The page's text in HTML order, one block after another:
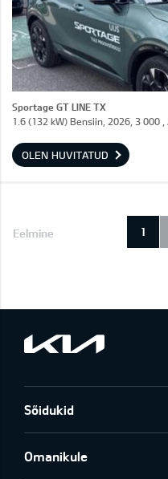
Sportage GT LINE TX
1.6 (132 kW) Bensiin, 2026, 3
OLEN HUVITATUD
Eelmine 1
Sõidukid
Omanikule